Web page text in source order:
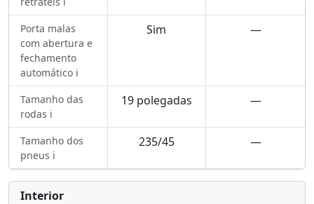
Porta malas
com abertura e
fechamento
automático ℹ️
Sim —
Tamanho das
rodas ℹ️
19 polegadas —
Tamanho dos
pneus ℹ️
235/45 —
Interior